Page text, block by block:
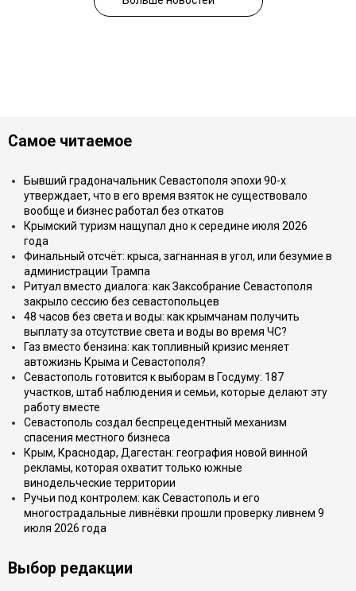
Самое читаемое
Бывший градоначальник Севастополя эпохи 90-х
утверждает, что в его время взяток не существовало
вообще и бизнес работал без откатов
Крымский туризм нащупал дно к середине июля 2026
года
Финальный отсчёт: крыса, загнанная в угол, или безумие в
администрации Трампа
Ритуал вместо диалога: как Заксобрание Севастополя
закрыло сессию без севастопольцев
48 часов без света и воды: как крымчанам получить
выплату за отсутствие света и воды во время ЧС?
Газ вместо бензина: как топливный кризис меняет
автожизнь Крыма и Севастополя?
Севастополь готовится к выборам в Госдуму: 187
участков, штаб наблюдения и семьи, которые делают эту
работу вместе
Севастополь создал беспрецедентный механизм
спасения местного бизнеса
Крым, Краснодар, Дагестан: география новой винной
рекламы, которая охватит только южные
винодельческие территории
Ручьи под контролем: как Севастополь и его
многострадальные ливнёвки прошли проверку ливнем 9
июля 2026 года
Выбор редакции